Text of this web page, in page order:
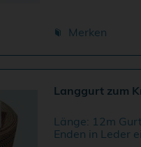
Merken
Langgurt zum
Länge: 12m
Enden in Leder